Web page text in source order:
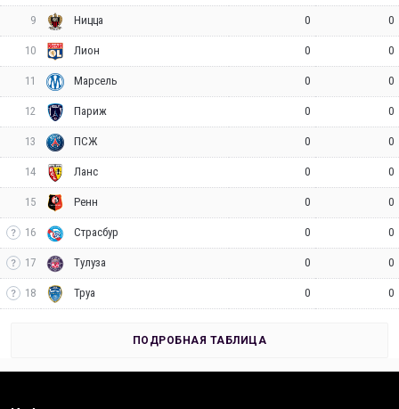
9 Ницца 0 0
10 Лион 0 0
11 Марсель 0 0
12 Париж 0 0
13 ПСЖ 0 0
14 Ланс 0 0
15 Ренн 0 0
16 Страсбур 0 0
17 Тулуза 0 0
18 Труа 0 0
ПОДРОБНАЯ ТАБЛИЦА